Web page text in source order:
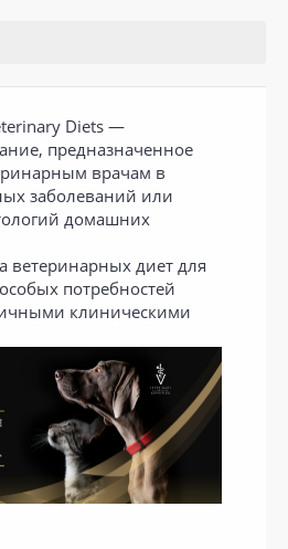
Diets —
предназначенное
врачам в
заболеваний или
домашних
ветеринарных диет для
потребностей
клиническими